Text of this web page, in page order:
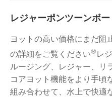
レジャーポンツーンボー
ヨットの高い価格にまだ
の詳細をご覧ください®レ
ルージング、レジャー、リ
コアヨット機能をより手頃
組み合わせて、水上で快適